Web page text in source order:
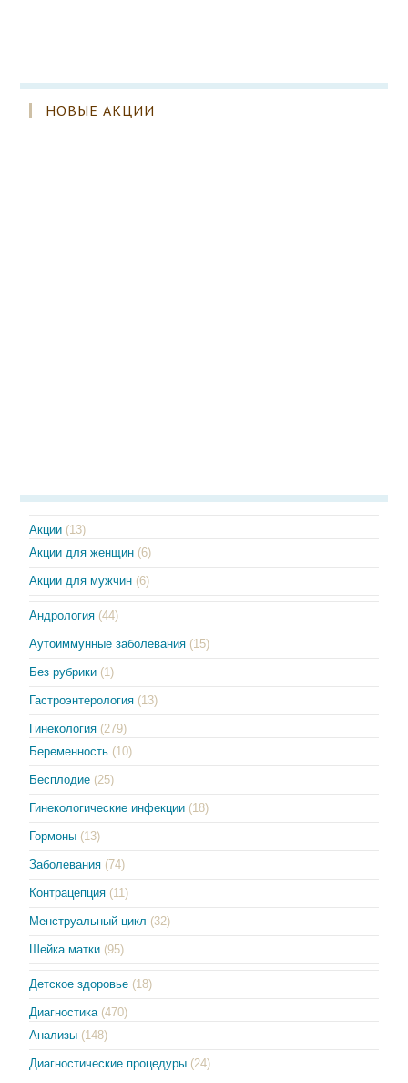
НОВЫЕ АКЦИИ
Акции (13)
Акции для женщин (6)
Акции для мужчин (6)
Андрология (44)
Аутоиммунные заболевания (15)
Без рубрики (1)
Гастроэнтерология (13)
Гинекология (279)
Беременность (10)
Бесплодие (25)
Гинекологические инфекции (18)
Гормоны (13)
Заболевания (74)
Контрацепция (11)
Менструальный цикл (32)
Шейка матки (95)
Детское здоровье (18)
Диагностика (470)
Анализы (148)
Диагностические процедуры (24)